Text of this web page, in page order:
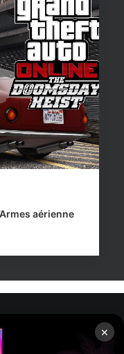
×
aérienne
droits réservés –